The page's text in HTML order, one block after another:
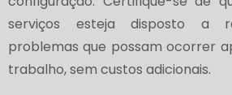
serviços esteja disposto a
problemas que possam ocorrer
trabalho, sem custos adicionais.